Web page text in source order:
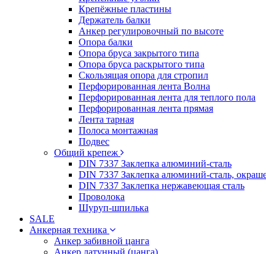
Крепёжные пластины
Держатель балки
Анкер регулировочный по высоте
Опора балки
Опора бруса закрытого типа
Опора бруса раскрытого типа
Скользящая опора для стропил
Перфорированная лента Волна
Перфорированная лента для теплого пола
Перфорированная лента прямая
Лента тарная
Полоса монтажная
Подвес
Общий крепеж
DIN 7337 Заклепка алюминий-сталь
DIN 7337 Заклепка алюминий-сталь,
DIN 7337 Заклепка нержавеющая сталь
Проволока
Шуруп-шпилька
SALE
Анкерная техника
Анкер забивной цанга
Анкер латунный (цанга)